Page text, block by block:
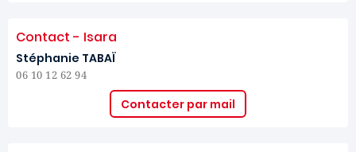
Contact - Isara
Stéphanie TABAÏ
06 10 12 62 94
Contacter par mail